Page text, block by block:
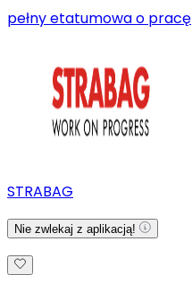
pełny etatumowa o pracę
STRABAG
Nie zwlekaj z aplikacją!